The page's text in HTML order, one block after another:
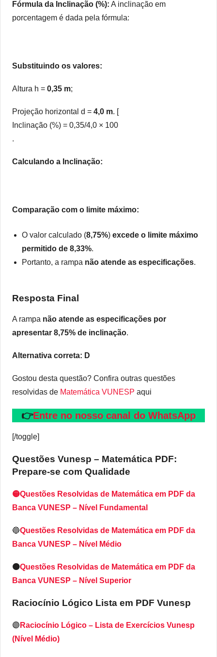
Fórmula da Inclinação (%): A inclinação em
porcentagem é dada pela fórmula:
Substituindo os valores:
Altura h = 0,35 m;
Projeção horizontal d = 4,0 m. [
Inclinação (%) = 0,35/4,0 × 100
.
Calculando a Inclinação:
Comparação com o limite máximo:
O valor calculado (8,75%) excede o limite máximo
permitido de 8,33%.
Portanto, a rampa não atende as especificações.
Resposta Final
A rampa não atende as especificações por
apresentar 8,75% de inclinação.
Alternativa correta: D
Gostou desta questão? Confira outras questões
resolvidas de Matemática VUNESP aqui
👉Entre no nosso canal do WhatsApp
[/toggle]
Questões Vunesp – Matemática PDF:
Prepare-se com Qualidade
🟡Questões Resolvidas de Matemática em PDF da
Banca VUNESP – Nível Fundamental
🔵Questões Resolvidas de Matemática em PDF da
Banca VUNESP – Nível Médio
🟠Questões Resolvidas de Matemática em PDF da
Banca VUNESP – Nível Superior
Raciocínio Lógico Lista em PDF Vunesp
🟣 Raciocínio Lógico – Lista de Exercícios Vunesp
(Nível Médio)